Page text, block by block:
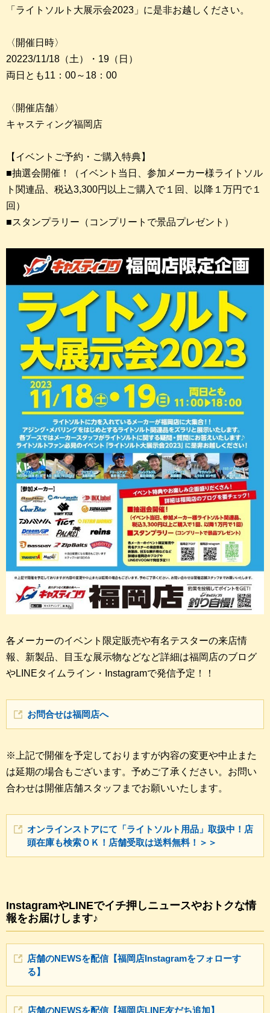
「ライトソルト大展示会2023」に是非お越しください。
〈開催日時〉
20223/11/18（土）・19（日）
両日とも11：00～18：00
〈開催店舗〉
キャスティング福岡店
【イベントご予約・ご購入特典】
■抽選会開催！（イベント当日、参加メーカー様ライトソル
ト関連品、税込3,300円以上ご購入で１回、以降１万円で１
回）
■スタンプラリー（コンプリートで景品プレゼント）
各メーカーのイベント限定販売や有名テスターの来店情
報、新製品、目玉な展示物などなど詳細は福岡店のブログ
やLINEタイムライン・Instagramで発信予定！！
お問合せは福岡店へ
※上記で開催を予定しておりますが内容の変更や中止また
は延期の場合もございます。予めご了承ください。お問い
合わせは開催店舗スタッフまでお願いいたします。
オンラインストアにて「ライトソルト用品」取扱中！店
頭在庫も検索ＯＫ！店舗受取は送料無料！＞＞
InstagramやLINEでイチ押しニュースやおトクな情
報をお届けします♪
店舗のNEWSを配信【福岡店Instagramをフォローす
る】
店舗のNEWSを配信【福岡店LINE友だち追加】